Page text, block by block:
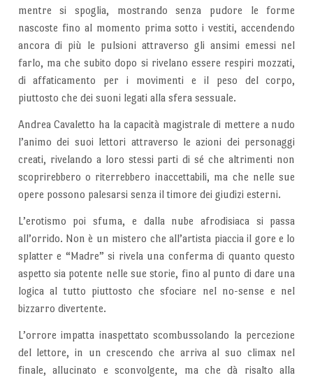
mentre si spoglia, mostrando senza pudore le forme
nascoste fino al momento prima sotto i vestiti, accendendo
ancora di più le pulsioni attraverso gli ansimi emessi nel
farlo, ma che subito dopo si rivelano essere respiri mozzati,
di affaticamento per i movimenti e il peso del corpo,
piuttosto che dei suoni legati alla sfera sessuale.
Andrea Cavaletto ha la capacità magistrale di mettere a nudo
l’animo dei suoi lettori attraverso le azioni dei personaggi
creati, rivelando a loro stessi parti di sé che altrimenti non
scoprirebbero o riterrebbero inaccettabili, ma che nelle sue
opere possono palesarsi senza il timore dei giudizi esterni.
L’erotismo poi sfuma, e dalla nube afrodisiaca si passa
all’orrido. Non è un mistero che all’artista piaccia il gore e lo
splatter e “Madre” si rivela una conferma di quanto questo
aspetto sia potente nelle sue storie, fino al punto di dare una
logica al tutto piuttosto che sfociare nel no-sense e nel
bizzarro divertente.
L’orrore impatta inaspettato scombussolando la percezione
del lettore, in un crescendo che arriva al suo climax nel
finale, allucinato e sconvolgente, ma che dà risalto alla